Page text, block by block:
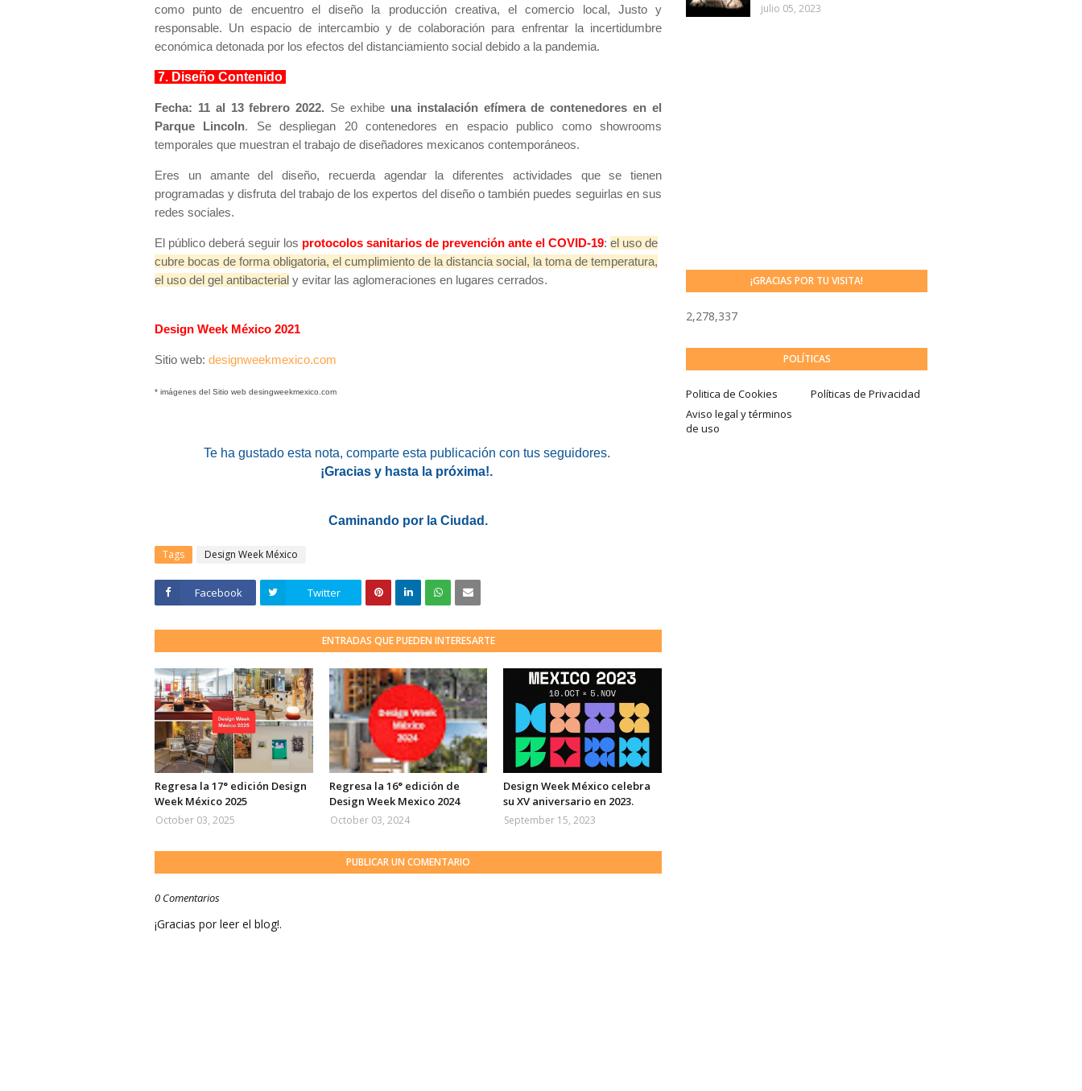
como punto de encuentro el diseño la producción creativa, el comercio local, Justo y
responsable. Un espacio de intercambio y de colaboración para enfrentar la incertidumbre
económica detonada por los efectos del distanciamiento social debido a la pandemia.
7. Diseño Contenido
Fecha: 11 al 13 febrero 2022. Se exhibe una instalación efímera de contenedores en el
Parque Lincoln. Se despliegan 20 contenedores en espacio publico como showrooms
temporales que muestran el trabajo de diseñadores mexicanos contemporáneos.
Eres un amante del diseño, recuerda agendar la diferentes actividades que se tienen
programadas y disfruta del trabajo de los expertos del diseño o también puedes seguirlas en sus
redes sociales.
El público deberá seguir los protocolos sanitarios de prevención ante el COVID-19: el uso de
cubre bocas de forma obligatoria, el cumplimiento de la distancia social, la toma de temperatura,
el uso del gel antibacterial y evitar las aglomeraciones en lugares cerrados.
Design Week México 2021
Sitio web: designweekmexico.com
* imágenes del Sitio web desingweekmexico.com
Te ha gustado esta nota, comparte esta publicación con tus seguidores.
¡Gracias y hasta la próxima!.
Caminando por la Ciudad.
Tags Design Week México
Facebook Twitter
ENTRADAS QUE PUEDEN INTERESARTE
Regresa la 17° edición Design
Week México 2025
October 03, 2025
Regresa la 16° edición de
Design Week Mexico 2024
October 03, 2024
Design Week México celebra
su XV aniversario en 2023.
September 15, 2023
PUBLICAR UN COMENTARIO
0 Comentarios
¡Gracias por leer el blog!.
julio 05, 2023
¡GRACIAS POR TU VISITA!
2,278,337
POLÍTICAS
Politica de Cookies
Políticas de Privacidad
Aviso legal y términos
de uso